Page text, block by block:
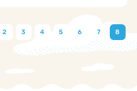
2 3 4 5 6 7 8